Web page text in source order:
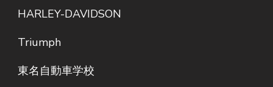
HARLEY-DAVIDSON
Triumph
東名自動車学校